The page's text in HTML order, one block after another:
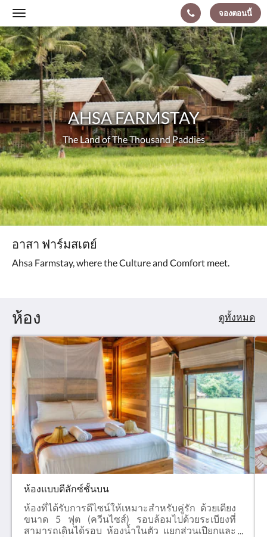
Toggle
navigation
จองตอนนี้
Ahsa
FarmstayThe
Land
of
The
Thousand
Paddies
ด้าน
ล่าง
คือ
ตัว
เลื่อน
คุณ
สามารถ
เลือก
ดู
รูปภาพ
ต่าง
ได้
โดย
เลื่อน
ไป
ซ้าย
หรือ
ขวา
ก่อน
หน้า
AHSA FARMSTAY
The Land of The Thousand Paddies
อาสา ฟาร์มสเตย์
Ahsa Farmstay, where the Culture and Comfort meet.
ห้อง ดูทั้งหมด
ห้องแบบดีลักซ์ชั้นบน
ห้องที่ได้รับการดีไซน์ให้เหมาะสำหรับคู่รัก ด้วยเตียง
ขนาด 5 ฟุต (ควีนไซส์) รอบล้อมไปด้วยระเบียงที่
สามารถเดินได้รอบ ห้องน้ำในตัว แยกส่วนเปียกและ